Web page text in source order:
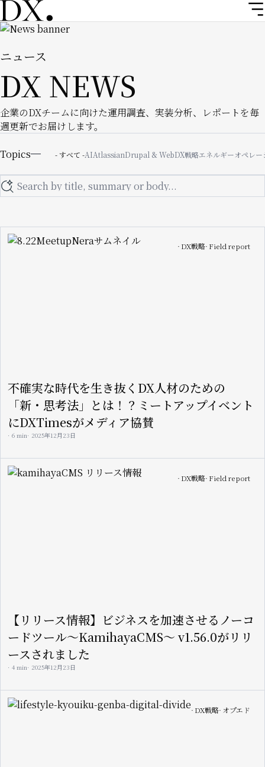
メ
イ
ン
ン
テ
に
移
ニュース
DX NEWS
企業のDXチームに向けた運用調査、実装分析、レポートを毎
週更新でお届けします。
Image
Topics - すべて -AIAtlassianDrupal & WebDX戦略エネルギーオペレー
Search
Image DX戦略 Field report
不確実な時代を生き抜くDX人材のための
「新・思考法」とは！？ミートアップイベント
にDXTimesがメディア協賛
6 min 2025年12月23日
Image DX戦略 Field report
【リリース情報】ビジネスを加速させるノーコ
ードツール〜KamihayaCMS〜 v1.56.0がリリ
ースされました
4 min 2025年12月23日
Image DX戦略 オプエド